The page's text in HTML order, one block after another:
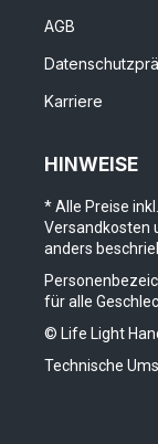
AGB
Karriere
HINWEISE
* Alle Preise
Versandkosten
anders
für alle
© Life Light
Technische